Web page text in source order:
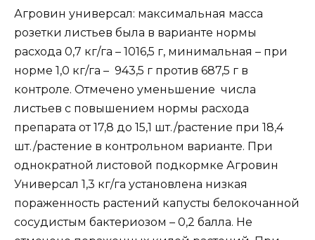
Агровин универсал: максимальная масса
розетки листьев была в варианте нормы
расхода 0,7 кг/га – 1016,5 г, минимальная – при
норме 1,0 кг/га – 943,5 г против 687,5 г в
контроле. Отмечено уменьшение числа
листьев с повышением нормы расхода
препарата от 17,8 до 15,1 шт./растение при 18,4
шт./растение в контрольном варианте. При
однократной листовой подкормке Агровин
Универсал 1,3 кг/га установлена низкая
пораженность растений капусты белокочанной
сосудистым бактериозом – 0,2 балла. Не